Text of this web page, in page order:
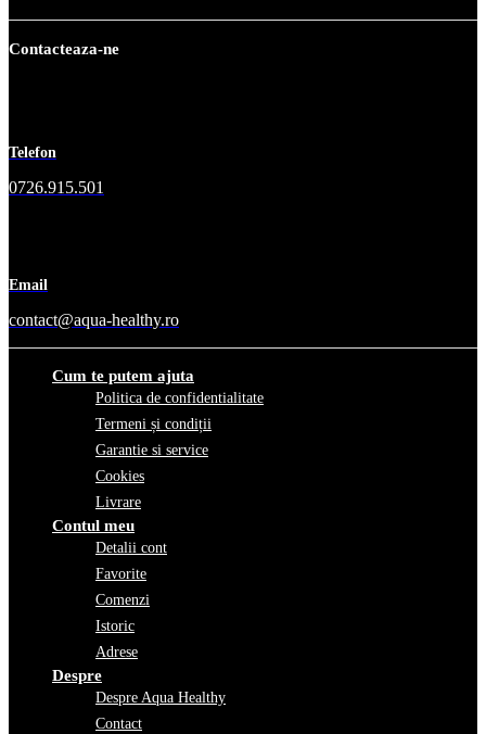
Contacteaza-ne
Telefon
0726.915.501
Email
contact@aqua-healthy.ro
Cum te putem ajuta
Politica de confidentialitate
Termeni și condiții
Garantie si service
Cookies
Livrare
Contul meu
Detalii cont
Favorite
Comenzi
Istoric
Adrese
Despre
Despre Aqua Healthy
Contact